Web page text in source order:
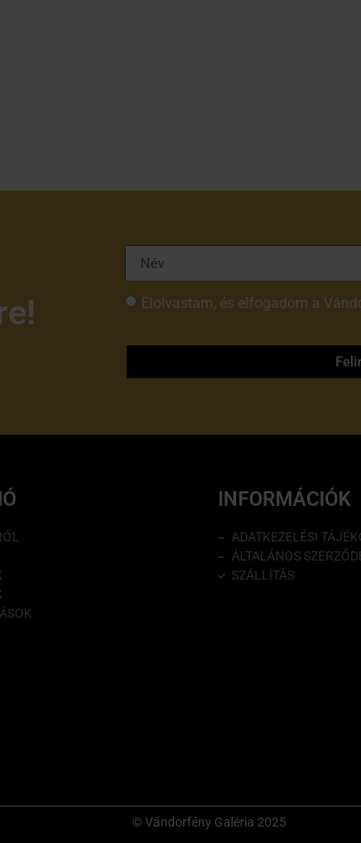
Elolvastam, és elfogadom a
INFORMÁCIÓK
ADATKEZELÉSI
ÁLTALÁNOS
SZÁLLÍTÁS
© Vándorfény Galéria 2025